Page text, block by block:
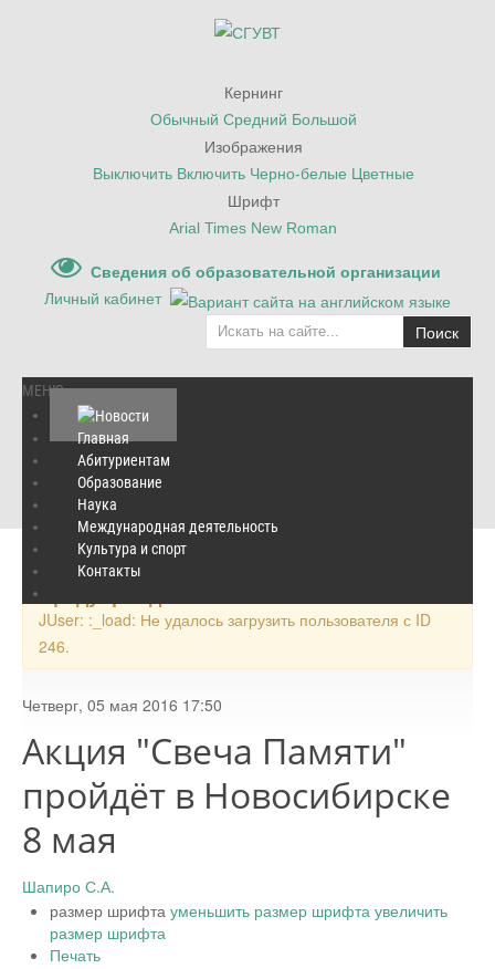
Кернинг
Обычный Средний Большой
Изображения
Выключить Включить Черно-белые Цветные
Шрифт
Arial Times New Roman
Сведения об образовательной организации
Личный кабинет
Поиск
МЕНЮ
Главная
Абитуриентам
Образование
Наука
Международная деятельность
Культура и спорт
Контакты
Главная / Объявления
Акция "Свеча Памяти" пройдёт в Новосибирске 8 мая
JUser: :_load: Не удалось загрузить пользователя с ID
246.
Четверг, 05 мая 2016 17:50
Акция "Свеча Памяти"
пройдёт в Новосибирске
8 мая
Шапиро С.А.
размер шрифта уменьшить размер шрифта увеличить
размер шрифта
Печать